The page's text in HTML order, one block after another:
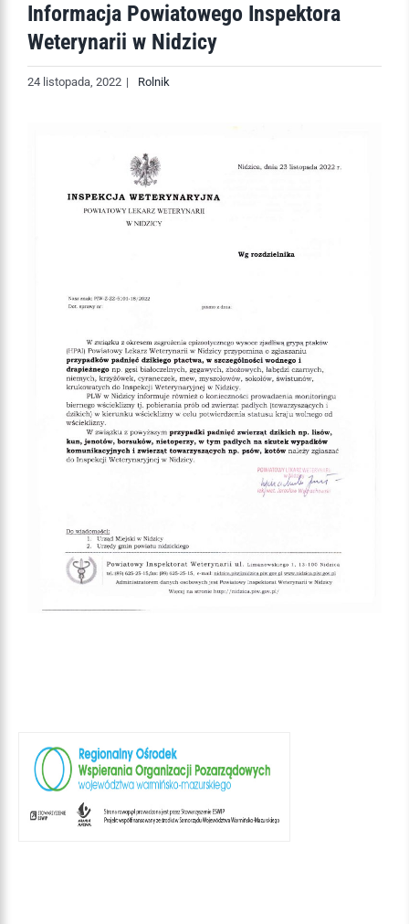
Informacja Powiatowego Inspektora
Weterynarii w Nidzicy
24 listopada, 2022 | Rolnik